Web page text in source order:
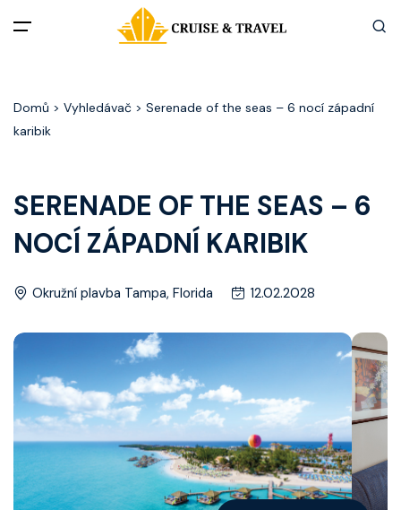
Akční nabídky
Zážitky z plaveb
Kontakt
Vyhledat plavbu
Domů > Vyhledávač > Serenade of the seas – 6 nocí západní
karibik
SERENADE OF THE SEAS – 6
NOCÍ ZÁPADNÍ KARIBIK
Okružní plavba Tampa, Florida 12.02.2028